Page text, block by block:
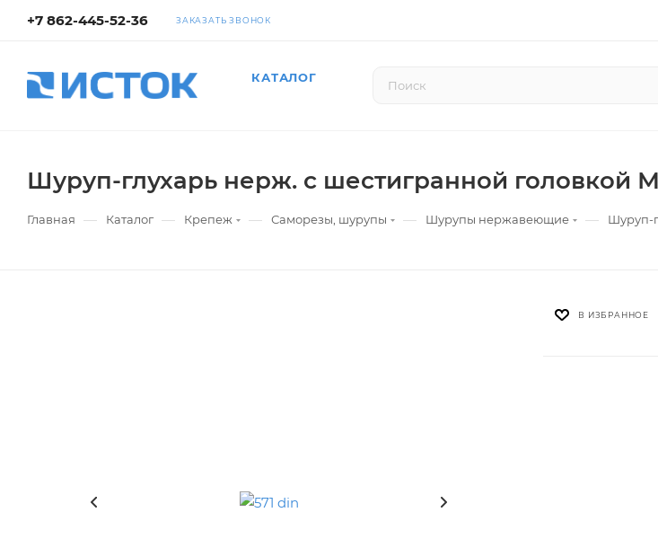
+7 862-445-52-36 ЗАКАЗАТЬ ЗВОНОК
КАТАЛОГ
Шуруп-глухарь нерж. с шестигранной головкой
Главная — Каталог — Крепеж — Саморезы, шурупы — Шурупы нержавеющие — Шуруп-
В ИЗБРАННОЕ